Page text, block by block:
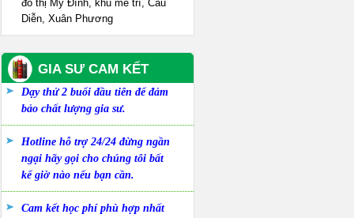
đô thị Mỹ Đình, khu mễ trì, Cầu
Diễn, Xuân Phương
GIA SƯ CAM KẾT
Dạy thử 2 buổi đầu tiên để đảm
bảo chất lượng gia sư.
Hotline hỗ trợ 24/24 đừng ngần
ngại hãy gọi cho chúng tôi bất
kể giờ nào nếu bạn cần.
Cam kết học phí phù hợp nhất